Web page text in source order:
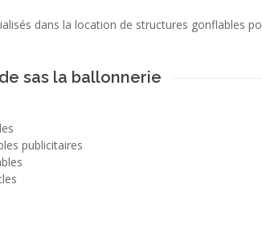
dans la location de structures gonflables
sas la ballonnerie
publicitaires